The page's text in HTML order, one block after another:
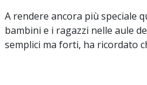
A rendere ancora più speciale
bambini e i ragazzi nelle aule
semplici ma forti, ha ricordato